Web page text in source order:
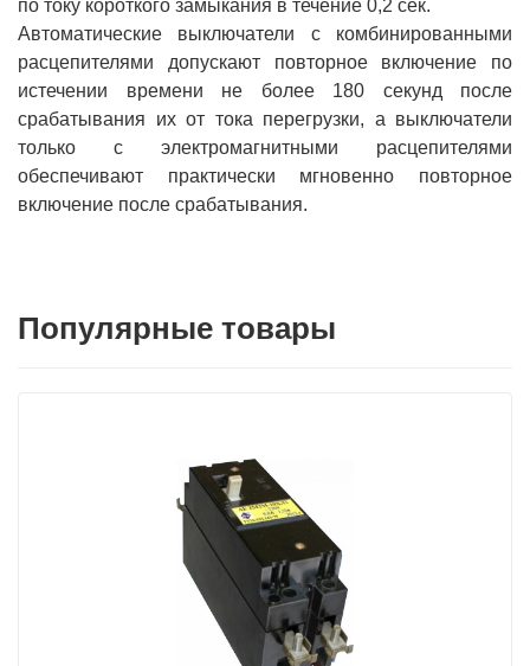
по току короткого замыкания в течение 0,2 сек.
Автоматические выключатели с комбинированными
расцепителями допускают повторное включение по
истечении времени не более 180 секунд после
срабатывания их от тока перегрузки, а выключатели
только с электромагнитными расцепителями
обеспечивают практически мгновенно повторное
включение после срабатывания.
Популярные товары